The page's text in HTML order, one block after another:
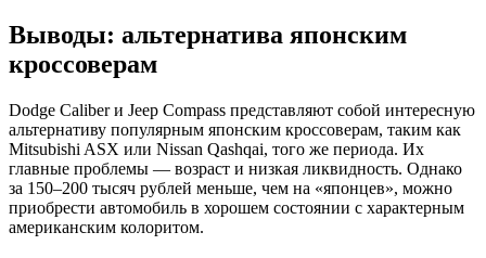
Выводы: альтернатива японским
кроссоверам
Dodge Caliber и Jeep Compass представляют собой интересную
альтернативу популярным японским кроссоверам, таким как
Mitsubishi ASX или Nissan Qashqai, того же периода. Их
главные проблемы — возраст и низкая ликвидность. Однако
за 150–200 тысяч рублей меньше, чем на «японцев», можно
приобрести автомобиль в хорошем состоянии с характерным
американским колоритом.